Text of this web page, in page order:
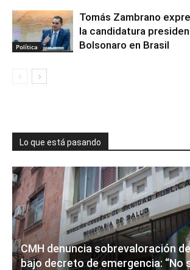
Política
Tomás Zambrano
la candidatura
Bolsonaro en Brasil
Lo que está pasando
CMH denuncia sobrevaloración
bajo decreto de emergencia: “No